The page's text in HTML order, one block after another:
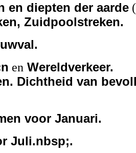
en diepten der aarde
Zuidpoolstreken.
en Wereldverkeer.
Dichtheid van
voor Januari.
Juli.nbsp;.